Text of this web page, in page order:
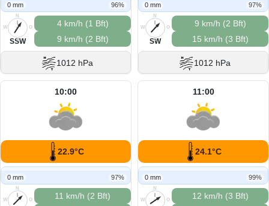
0 mm 96%
N
O
S
W
SSW
4 km/h (1 Bft)
9 km/h (2 Bft)
1012 hPa
0 mm 97%
N
O
S
W
SW
9 km/h (2 Bft)
15 km/h (3 Bft)
1012 hPa
10:00
22.9°C
0 mm 97%
N
O
W
11 km/h (2 Bft)
11:00
24.1°C
0 mm 99%
N
O
W
12 km/h (3 Bft)